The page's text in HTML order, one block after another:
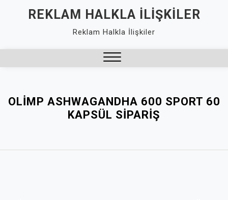
REKLAM HALKLA İLIŞKILER
Reklam Halkla İlişkiler
OLIMP ASHWAGANDHA 600 SPORT 60
KAPSÜL SIPARIŞ